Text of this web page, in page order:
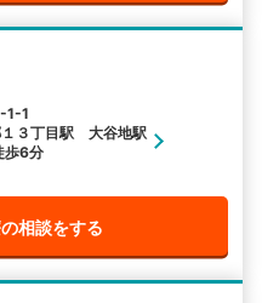
1-1
３丁目駅 大谷地駅
歩6分
相談をする